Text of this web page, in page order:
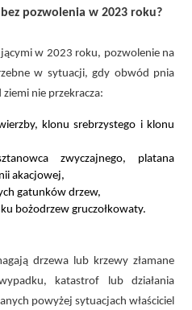
pozwolenia w 2023 roku?
w 2023 roku, pozwolenie na
w sytuacji, gdy obwód pnia
nie przekracza:
klonu srebrzystego i klonu
zwyczajnego, platana
akacjowej,
gatunków drzew,
bożodrzew gruczołkowaty.
drzewa lub krzewy złamane
katastrof lub działania
powyżej sytuacjach właściciel